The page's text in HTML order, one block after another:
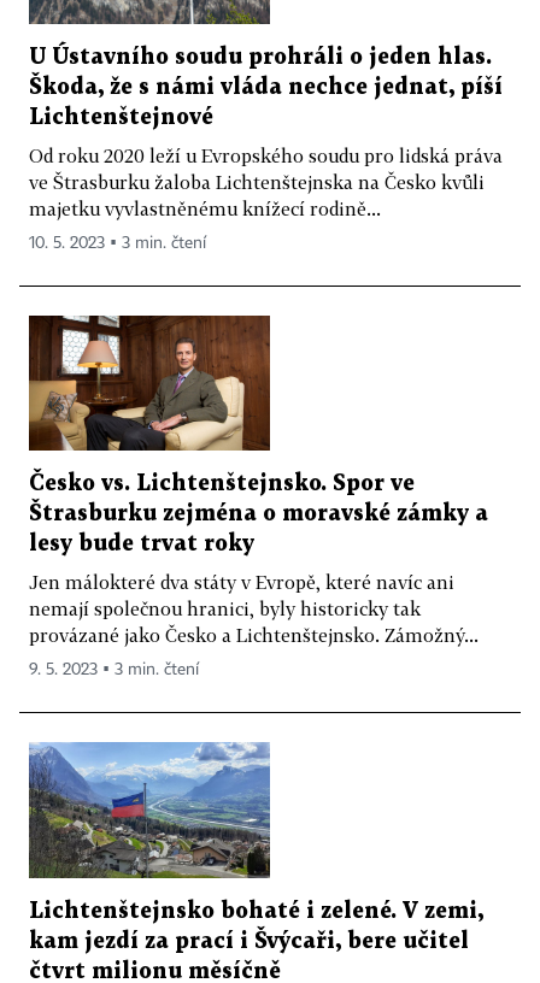
U Ústavního soudu prohráli o jeden hlas.
Škoda, že s námi vláda nechce jednat, píší
Lichtenštejnové
Od roku 2020 leží u Evropského soudu pro lidská práva
ve Štrasburku žaloba Lichtenštejnska na Česko kvůli
majetku vyvlastněnému knížecí rodině...
10. 5. 2023 ▪ 3 min. čtení
Česko vs. Lichtenštejnsko. Spor ve
Štrasburku zejména o moravské zámky a
lesy bude trvat roky
Jen málokteré dva státy v Evropě, které navíc ani
nemají společnou hranici, byly historicky tak
provázané jako Česko a Lichtenštejnsko. Zámožný...
9. 5. 2023 ▪ 3 min. čtení
Lichtenštejnsko bohaté i zelené. V zemi,
kam jezdí za prací i Švýcaři, bere učitel
čtvrt milionu měsíčně